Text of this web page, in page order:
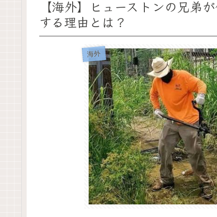
【海外】ヒューストンの兄弟
する理由とは？
海外